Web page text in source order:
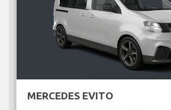
MERCEDES EVITO